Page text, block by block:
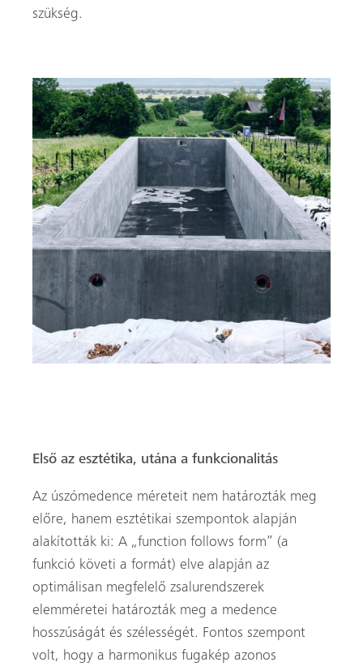
szükség.
Első az esztétika, utána a funkcionalitás
Az úszómedence méreteit nem határozták meg
előre, hanem esztétikai szempontok alapján
alakították ki: A „function follows form” (a
funkció követi a formát) elve alapján az
optimálisan megfelelő zsalurendszerek
elemméretei határozták meg a medence
hosszúságát és szélességét. Fontos szempont
volt, hogy a harmonikus fugakép azonos